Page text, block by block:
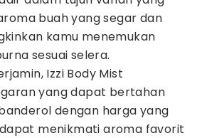
buah yang segar dan
kamu menemukan
sesuai selera.
Izzi Body Mist
yang dapat bertahan
dengan harga yang
menikmati aroma favorit